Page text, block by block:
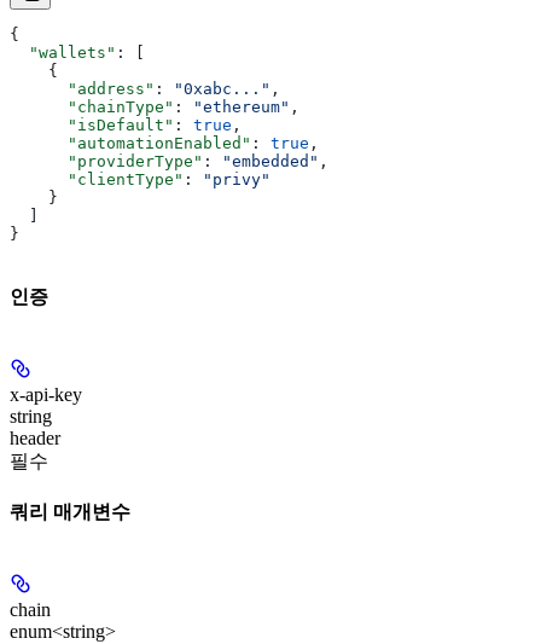
{
  "wallets"
: [
    {
      "address"
: "0xabc..." ,
      "chainType"
: "ethereum" ,
      "isDefault"
: true ,
      "automationEnabled"
: true ,
      "providerType"
: "embedded" ,
      "clientType"
:
"privy"
    }
}
인증
x-api-key
string
header
필수
쿼리 매개변수
chain
enum<string>